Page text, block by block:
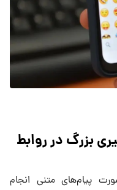
بزرگ در روابط
پیام‌های‌ متنی انجام